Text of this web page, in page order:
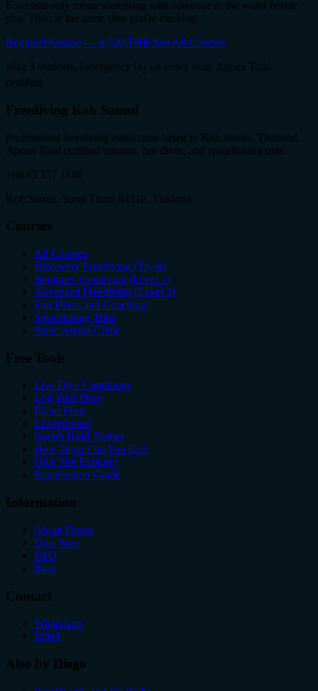
Forecasts only mean something with someone in the water beside
you. Train at the same sites you're tracking.
Beginner Course — 9,500 THB See All Courses
Max 3 students. Emergency O2 on every boat. Apnea Total
certified.
Freediving Koh Samui
Professional freediving instruction based in Koh Samui, Thailand.
Apnea Total certified courses, fun dives, and spearfishing trips.
+66 65 557 1148
Koh Samui, Surat Thani 84310, Thailand
Courses
All Courses
Discovery Freediving (Try It)
Beginner Freediving (Level 1)
Advanced Freediving (Level 2)
Fun Dives and Coaching
Spearfishing Trips
Static Apnea Clinic
Free Tools
Live Dive Conditions
Log Your Dive
Photo Feed
Leaderboard
Breath Hold Trainer
How Deep Can You Go?
Dive Site Explorer
Equalization Guide
Information
About Diego
Dive Sites
FAQ
Blog
Contact
WhatsApp
Email
Also by Diego